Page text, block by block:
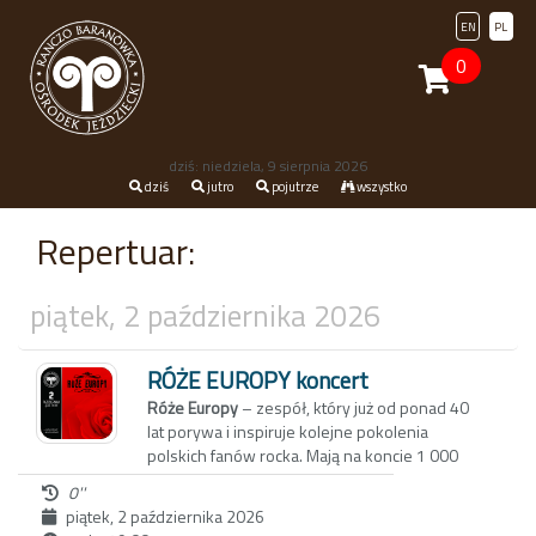
PL
EN
0
dziś: niedziela, 9 sierpnia 2026
dziś jutro pojutrze wszystko
Repertuar:
piątek, 2 października 2026
RÓŻE EUROPY koncert
Róże Europy– zespół, który już od ponad 40
lat porywa i inspiruje kolejne pokolenia
polskich fanów rocka. Mają na koncie 1 000
000 sprzedanych płyt, tysiące koncertów w
Włoszech. Róże Europy oferują muzykę pełną
0''
piątek, 2 października 2026